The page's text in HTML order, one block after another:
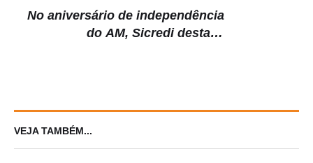
No aniversário de independência
do AM, Sicredi destaca
VEJA TAMBÉM...